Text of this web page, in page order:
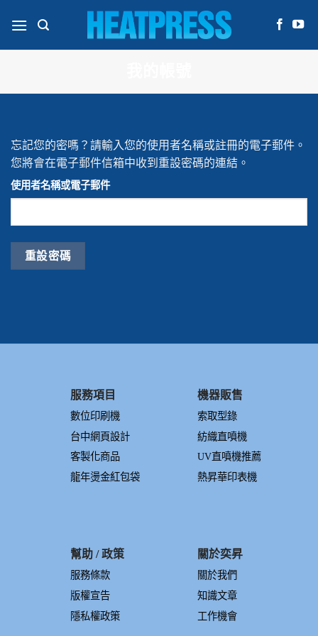
忘記您的密嗎？請輸入您的使用者名稱或註冊的電子郵件。
您將會在電子郵件信箱中收到重設密碼的連結。
使用者名稱或電子郵件
重設密碼
服務項目
數位印刷機
台中網頁設計
客製化商品
龍年燙金紅包袋
機器販售
索取型錄
紡織直噴機
UV直噴機推薦
熱昇華印表機
幫助 / 政策
服務條款
版權宣告
隱私權政策
關於奕昇
關於我們
知識文章
工作機會